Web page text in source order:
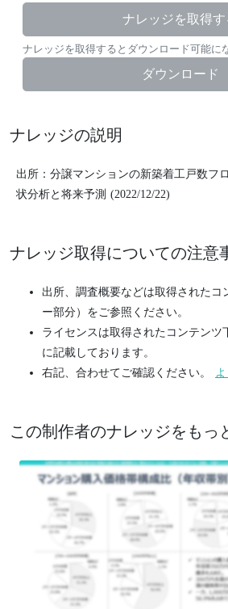
ナレッジを取得す
ナレッジを取得するとダウンロード可能に
ダウンロード
ナレッジの説明
出所：分譲マンションの新築着工戸数フ
状分析と将来予測 (2022/12/22)
ナレッジ取得についての注意
出所、調査概要などは取得されたコ
ー部分）をご参照ください。
ライセンスは取得されたコンテンツ
に記載しております。
右記、合わせてご確認ください。
この制作者のナレッジをもっ